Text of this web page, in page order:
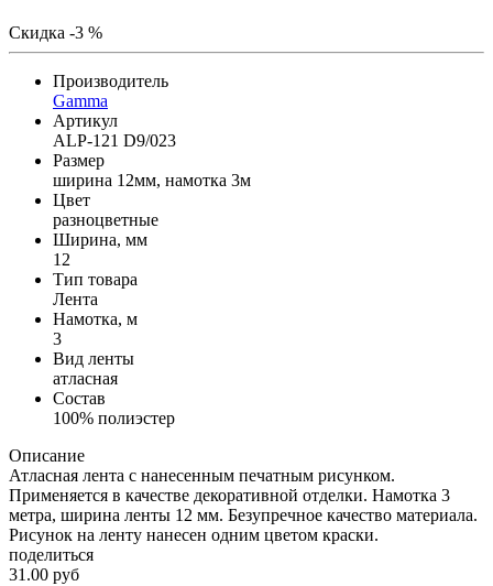
Скидка -3 %
Производитель
Gamma
Артикул
ALP-121 D9/023
Размер
ширина 12мм, намотка 3м
Цвет
разноцветные
Ширина, мм
12
Тип товара
Лента
Намотка, м
3
Вид ленты
атласная
Состав
100% полиэстер
Описание
Атласная лента с нанесенным печатным рисунком.
Применяется в качестве декоративной отделки. Намотка 3
метра, ширина ленты 12 мм. Безупречное качество материала.
Рисунок на ленту нанесен одним цветом краски.
поделиться
31.00 руб